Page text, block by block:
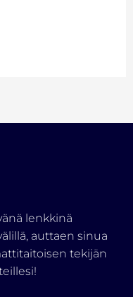
lenkkinä
auttaen sinua
tekijän